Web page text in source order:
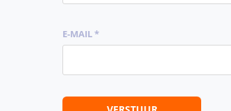
E-MAIL *